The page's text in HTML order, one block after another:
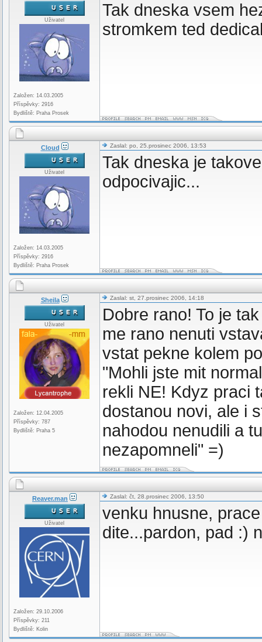
Uživatel
Založen: 14.03.2005
Příspěvky: 2916
Bydliště: Praha Prosek
Tak dneska vsem
stromkem ted
Cloud
Uživatel
Založen: 14.03.2005
Příspěvky: 2916
Bydliště: Praha Prosek
Zaslal: po, 25.prosinec 2006, 13:53
Tak dneska je
odpocivajic...
Sheila
Uživatel
Založen: 12.04.2005
Příspěvky: 787
Bydliště: Praha 5
Zaslal: st, 27.prosinec 2006, 14:18
Dobre rano! To je
me rano nenuti
vstat pekne kolem
"Mohli jste mit
rekli NE! Kdyz praci
dostanou novi, ale i
nahodou nenudili a
nezapomneli" =)
Reaver.man
Uživatel
Založen: 29.10.2006
Příspěvky: 211
Bydliště: Kolin
Zaslal: čt, 28.prosinec 2006, 13:50
venku hnusne,
dite...pardon, pad :)